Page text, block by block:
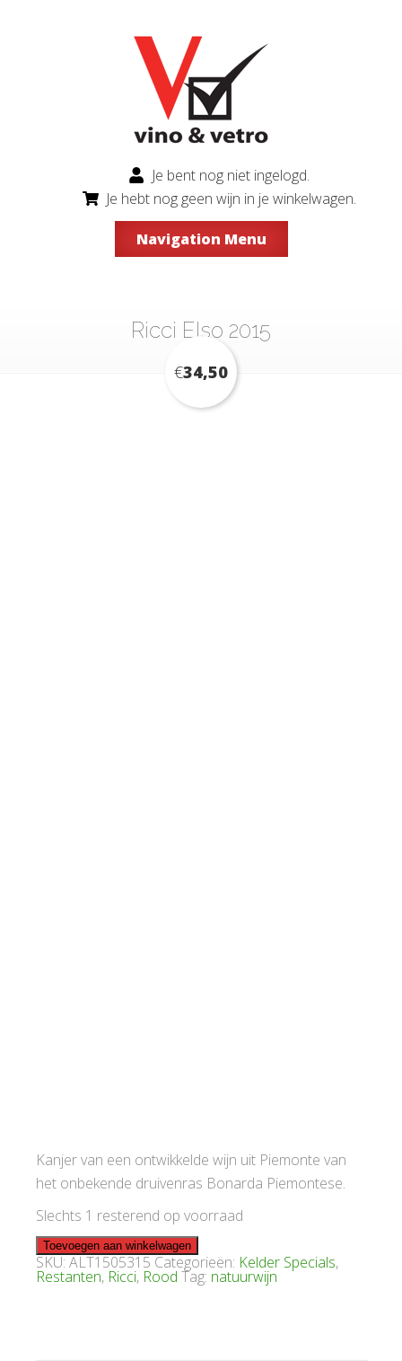
Je bent nog niet ingelogd.
Je hebt nog geen wijn in je winkelwagen.
Navigation Menu
Ricci Elso 2015
€34,50
Kanjer van een ontwikkelde wijn uit Piemonte van
het onbekende druivenras Bonarda Piemontese.
Slechts 1 resterend op voorraad
Ricci
Elso
2015
aantal
Toevoegen aan winkelwagen
SKU: ALT1505315 Categorieën: Kelder Specials,
Restanten, Ricci, Rood Tag: natuurwijn